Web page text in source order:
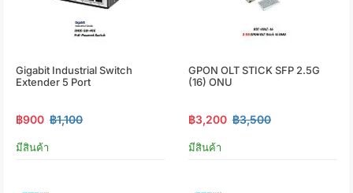
Gigabit Industrial Switch
Extender 5 Port
฿900 ฿1,100
มีสินค้า
GPON OLT STICK SFP 2.5G
(16) ONU
฿3,200 ฿3,500
มีสินค้า